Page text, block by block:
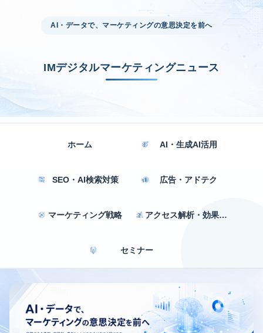
AI・データで、マーケティングの意思決定を前へ
IMデジタルマーケティングニュース
ホーム AI・生成AI活用
SEO・AI検索対策 広告・アドテク
マーケティング戦略 アクセス解析・効果測定
セミナー